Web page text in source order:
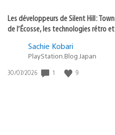
Les développeurs de Silent Hill:
de l’Écosse, les technologies rétro
Sachie Kobari
PlayStation.Blog Japan
Date
30/07/2026 1 9